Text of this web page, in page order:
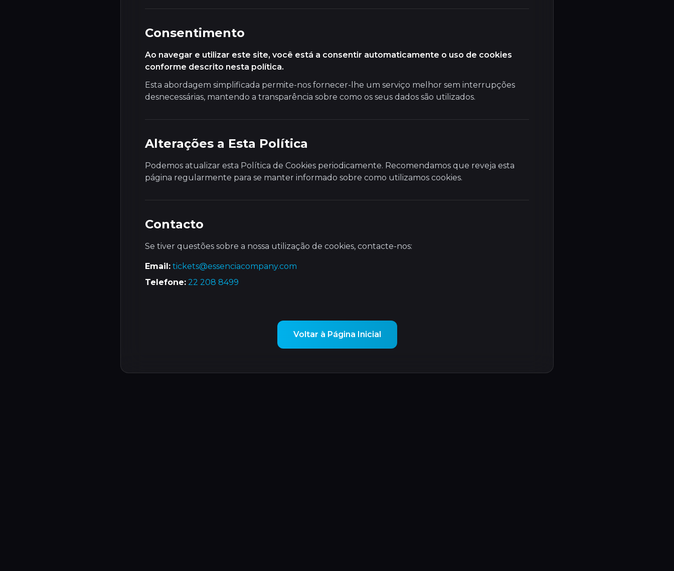
Consentimento
Ao navegar e utilizar este site, você está a consentir automaticamente o uso de cookies
conforme descrito nesta política.
Esta abordagem simplificada permite-nos fornecer-lhe um serviço melhor sem interrupções
desnecessárias, mantendo a transparência sobre como os seus dados são utilizados.
Alterações a Esta Política
Podemos atualizar esta Política de Cookies periodicamente. Recomendamos que reveja esta
página regularmente para se manter informado sobre como utilizamos cookies.
Contacto
Se tiver questões sobre a nossa utilização de cookies, contacte-nos:
Email: tickets@essenciacompany.com
Telefone: 22 208 8499
Voltar à Página Inicial